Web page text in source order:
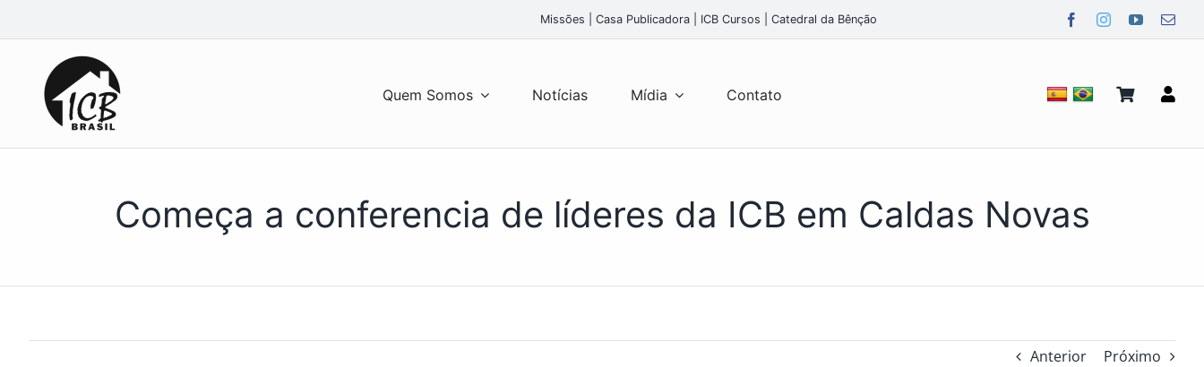
para
conteúdo
Missões |Casa Publicadora ICB Cursos |Catedral da Bênção
Quem Somos Notícias Mídia Contato
Começa a conferencia de líderes da ICB em Caldas Novas
Anterior Próximo